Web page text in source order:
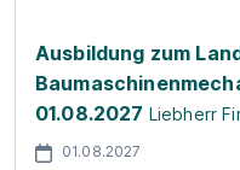
Ausbildung zum
01.08.2027 Liebherr
01.08.2027